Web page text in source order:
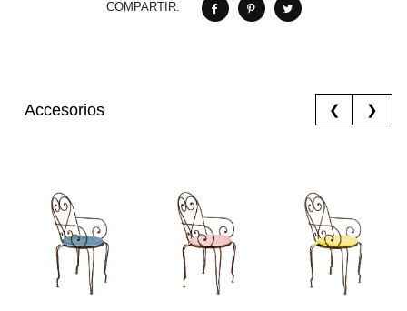
COMPARTIR:
Accesorios ❮ ❯